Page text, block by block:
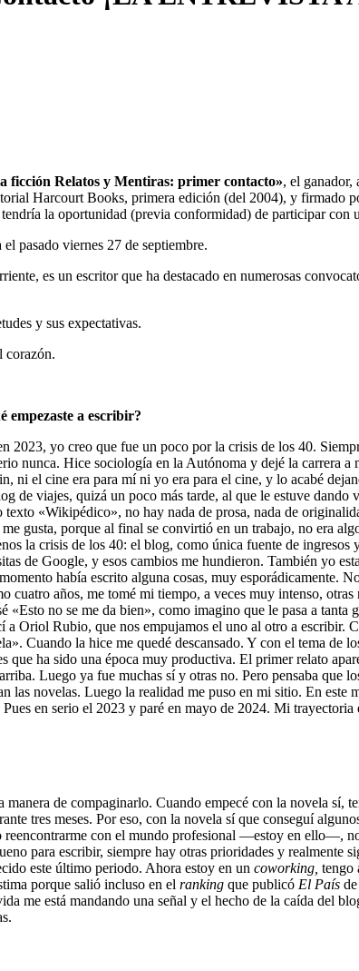
ficción Relatos y Mentiras: primer contacto», el ganador,
Harcourt Books, primera edición (del 2004), y firmado
la oportunidad (previa conformidad) de participar con
pasado viernes 27 de septiembre.
es un escritor que ha destacado en numerosas
y sus expectativas.
corazón.
empezaste a escribir?
2023, yo creo que fue un poco por la crisis de los 40.
nunca. Hice sociología en la Autónoma y dejé la carrera
ni el cine era para mí ni yo era para el cine, y lo acabé
de viajes, quizá un poco más tarde, al que le estuve
«Wikipédico», no hay nada de prosa, nada de
gusta, porque al final se convirtió en un trabajo, no era
la crisis de los 40: el blog, como única fuente de
de Google, y esos cambios me hundieron. También yo
había escrito alguna cosas, muy esporádicamente.
años, me tomé mi tiempo, a veces muy intenso,
no se me da bien», como imagino que le pasa a tanta
Oriol Rubio, que nos empujamos el uno al otro a escribir.
Cuando la hice me quedé descansado. Y con el tema de
que ha sido una época muy productiva. El primer relato
Luego ya fue muchas sí y otras no. Pero pensaba que
las novelas. Luego la realidad me puso en mi sitio. En
en serio el 2023 y paré en mayo de 2024. Mi trayectoria
de compaginarlo. Cuando empecé con la novela sí,
tres meses. Por eso, con la novela sí que conseguí
con el mundo profesional —estoy en ello—,
para escribir, siempre hay otras prioridades y realmente
este último periodo. Ahora estoy en un coworking, tengo
porque salió incluso en el ranking que publicó El País
me está mandando una señal y el hecho de la caída del